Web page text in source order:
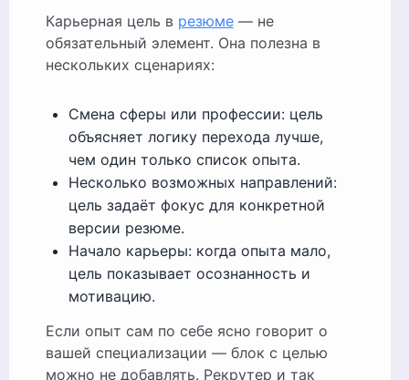
Карьерная цель в резюме— не
обязательный элемент. Она полезна в
нескольких сценариях:
Смена сферы или профессии: цель
объясняет логику перехода лучше,
чем один только список опыта.
Несколько возможных направлений:
цель задаёт фокус для конкретной
версии резюме.
Начало карьеры: когда опыта мало,
цель показывает осознанность и
мотивацию.
Если опыт сам по себе ясно говорит о
вашей специализации — блок с целью
можно не добавлять. Рекрутер и так